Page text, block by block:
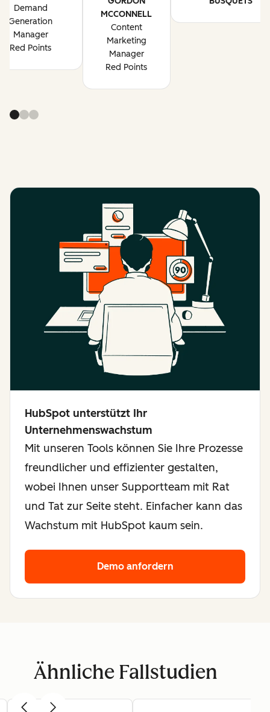
Demand
Generation
Manager
Red Points
MCCONNELL
Content
Marketing
Manager
Red Points
HubSpot unterstützt Ihr
Unternehmenswachstum
Mit unseren Tools können Sie Ihre Prozesse
freundlicher und effizienter gestalten,
wobei Ihnen unser Supportteam mit Rat
und Tat zur Seite steht. Einfacher kann das
Wachstum mit HubSpot kaum sein.
Demo anfordern
Ähnliche Fallstudien